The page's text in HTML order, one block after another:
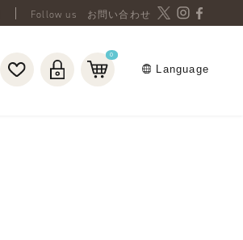
お問い合わせ
0
Language